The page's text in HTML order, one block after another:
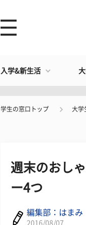
入学&新生活
学生の窓口トップ 大学
週末のおし
ー4つ
編集部：はまみ
2016/08/07